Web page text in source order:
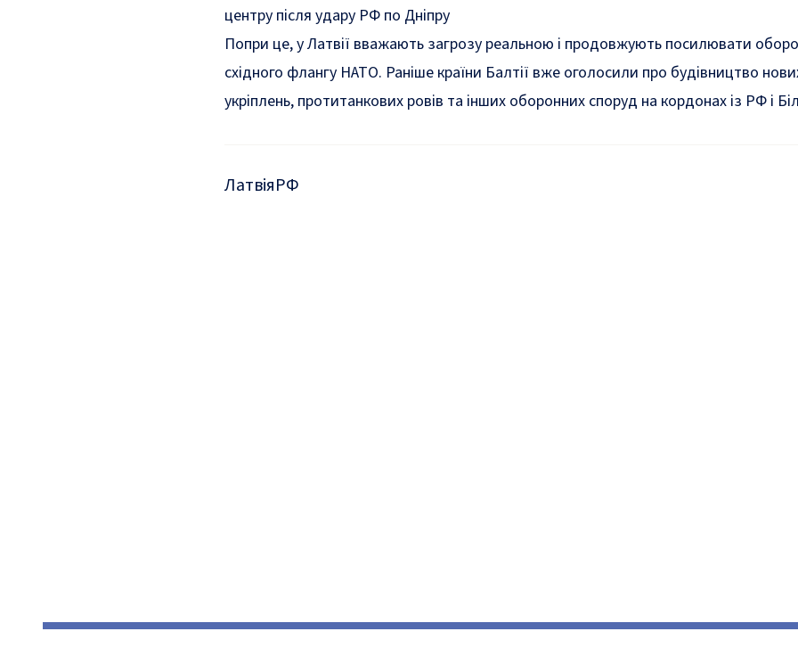
центру після удару РФ по Дніпру
Попри це, у Латвії вважають загрозу реальною і продовжують посилювати
східного флангу НАТО. Раніше країни Балтії вже оголосили про будівництво
укріплень, протитанкових ровів та інших оборонних споруд на кордонах із РФ і
ЛатвіяРФ